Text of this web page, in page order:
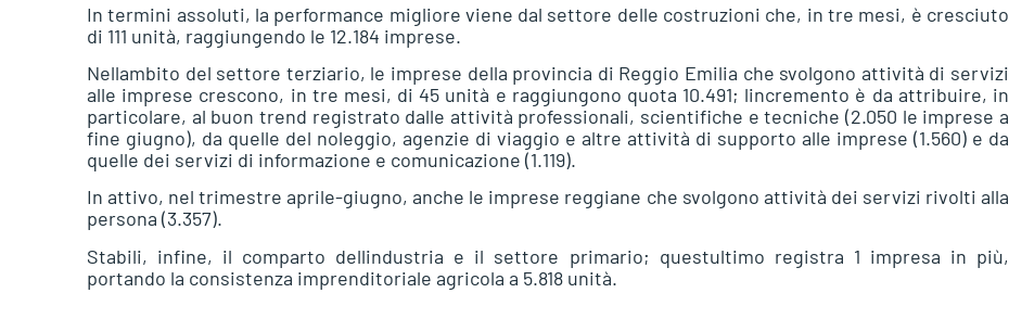
In termini assoluti, la performance migliore viene dal settore delle costruzioni che, in tre mesi, è cresciuto
di 111 unità, raggiungendo le 12.184 imprese.
Nellambito del settore terziario, le imprese della provincia di Reggio Emilia che svolgono attività di servizi
alle imprese crescono, in tre mesi, di 45 unità e raggiungono quota 10.491; lincremento è da attribuire, in
particolare, al buon trend registrato dalle attività professionali, scientifiche e tecniche (2.050 le imprese a
fine giugno), da quelle del noleggio, agenzie di viaggio e altre attività di supporto alle imprese (1.560) e da
quelle dei servizi di informazione e comunicazione (1.119).
In attivo, nel trimestre aprile-giugno, anche le imprese reggiane che svolgono attività dei servizi rivolti alla
persona (3.357).
Stabili, infine, il comparto dellindustria e il settore primario; questultimo registra 1 impresa in più,
portando la consistenza imprenditoriale agricola a 5.818 unità.